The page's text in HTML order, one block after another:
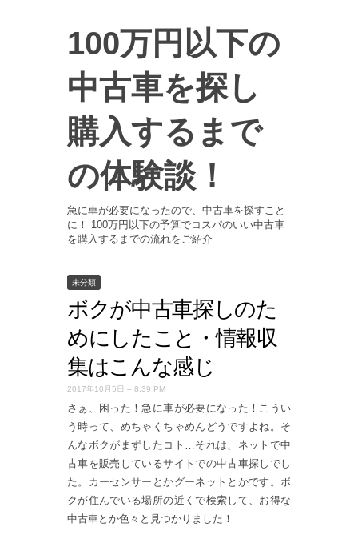
100万円以下の
中古車を探し
購入するまで
の体験談！
急に車が必要になったので、中古車を探すこと
に！ 100万円以下の予算でコスパのいい中古車
を購入するまでの流れをご紹介
未分類
ボクが中古車探しのた
めにしたこと・情報収
集はこんな感じ
2017年10月5日 – 8:39 PM
さぁ、困った！急に車が必要になった！こうい
う時って、めちゃくちゃめんどうですよね。そ
んなボクがまずしたコト…それは、ネットで中
古車を販売しているサイトでの中古車探しでし
た。カーセンサーとかグーネットとかです。ボ
クが住んでいる場所の近くで検索して、お得な
中古車とか色々と見つかりました！